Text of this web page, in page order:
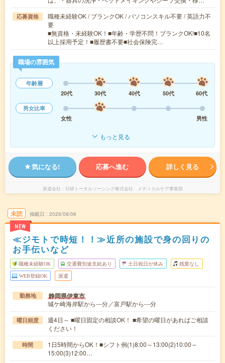
応募資格
職種未経験OK / ブランクOK / パソコンスキル不要 / 英語力不
要
■無資格・未経験OK！■年齢・学歴不問！ブランクOK!■10名
以上採用予定！■履歴書不要■社会保険完…
職場の雰囲気
年齢層
20代
30代 40代 50代
60代
男女比率
女性
男性
もっと見る
気になる! 応募へ進む 詳しく見る
派遣会社 日研トータルソーシング株式会社 メディカルケア事業部
未読
NEW
掲載日 2026/08/06
≪ジモトで時短！！≫近所の施設で身の回りの
お手伝いなど
職種未経験OK 交通費別途支給あり 土日祝日が休み 残業なし
WEB登録OK 派遣
勤務地 静岡県伊東市
城ケ崎海岸駅から---分／富戸駅から---分
曜日頻度
週4日～ ■曜日固定の相談OK！ ■希望の曜日があればご相談
ください！
時間
1日5時間からOK！■シフト例(1)8:00～13:00(2)10:00～
15:00(3)12:00…